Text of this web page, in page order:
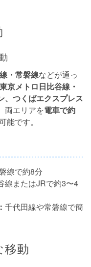
・常磐線などが通っ
京メトロ日比谷線・
、つくばエクスプレス
両エリアを電車で約
能です。
線で約8分
線またはJRで約3〜4
千代田線や常磐線で簡
移動